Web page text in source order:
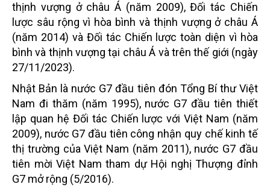
thịnh vượng ở châu Á (năm 2009), Đối tác Chiến
lược sâu rộng vì hòa bình và thịnh vượng ở châu Á
(năm 2014) và Đối tác Chiến lược toàn diện vì hòa
bình và thịnh vượng tại châu Á và trên thế giới (ngày
27/11/2023).
Nhật Bản là nước G7 đầu tiên đón Tổng Bí thư Việt
Nam đi thăm (năm 1995), nước G7 đầu tiên thiết
lập quan hệ Đối tác Chiến lược với Việt Nam (năm
2009), nước G7 đầu tiên công nhận quy chế kinh tế
thị trường của Việt Nam (năm 2011), nước G7 đầu
tiên mời Việt Nam tham dự Hội nghị Thượng đỉnh
G7 mở rộng (5/2016).